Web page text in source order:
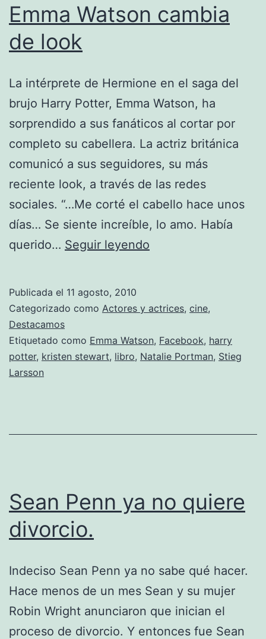
Emma Watson cambia
de look
La intérprete de Hermione en el saga del
brujo Harry Potter, Emma Watson, ha
sorprendido a sus fanáticos al cortar por
completo su cabellera. La actriz británica
comunicó a sus seguidores, su más
reciente look, a través de las redes
sociales. “…Me corté el cabello hace unos
días… Se siente increíble, lo amo. Había
querido… Seguir leyendo
de
Publicada el 11 agosto, 2010
Categorizado como Actores y actrices, cine,
Destacamos
Etiquetado como Emma Watson, Facebook, harry
potter, kristen stewart, libro, Natalie Portman, Stieg
Larsson
Sean Penn ya no quiere
divorcio.
Indeciso Sean Penn ya no sabe qué hacer.
Hace menos de un mes Sean y su mujer
Robin Wright anunciaron que inician el
proceso de divorcio. Y entonces fue Sean